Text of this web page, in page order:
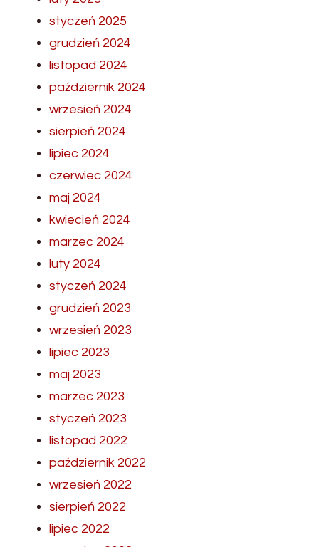
styczeń 2025
grudzień 2024
listopad 2024
październik 2024
wrzesień 2024
sierpień 2024
lipiec 2024
czerwiec 2024
maj 2024
kwiecień 2024
marzec 2024
luty 2024
styczeń 2024
grudzień 2023
wrzesień 2023
lipiec 2023
maj 2023
marzec 2023
styczeń 2023
listopad 2022
październik 2022
wrzesień 2022
sierpień 2022
lipiec 2022